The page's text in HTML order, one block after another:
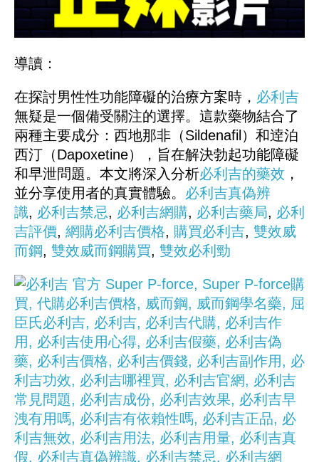
導讀：
在探討男性性功能障礙的治療方案時， 必利吉
無疑是一個備受關注的選擇。這款藥物結合了
兩種主要成分：西地那非（Sildenafil）和逹泊
西汀（Dapoxetine），旨在解決勃起功能障礙
和早泄問題。本文將深入分析必利吉的藥效 ，
並分享使用者的真實體驗。 必利吉真偽辨
識, 必利吉禁忌, 必利吉網購, 必利吉藥局, 必利
吉評價, 網購必利吉價格, 購買必利吉, 雙效威
而鋼, 雙效威而鋼購買, 雙效必利勁